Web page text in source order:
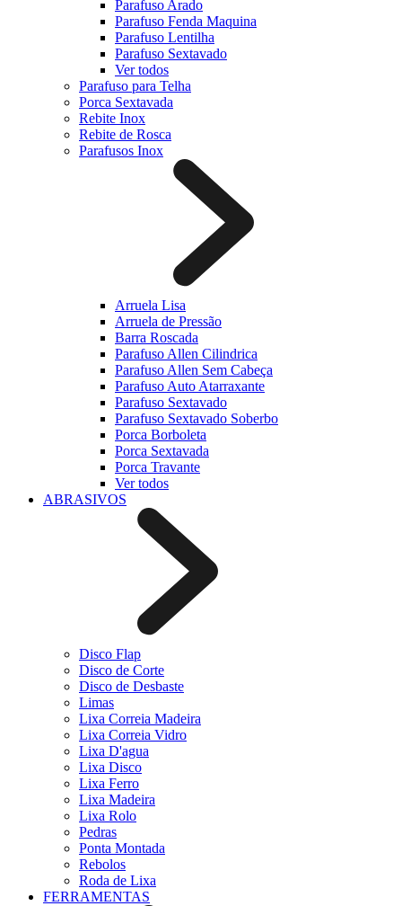
Parafuso Arado
Parafuso Fenda Maquina
Parafuso Lentilha
Parafuso Sextavado
Ver todos
Parafuso para Telha
Porca Sextavada
Rebite Inox
Rebite de Rosca
Parafusos Inox
Arruela Lisa
Arruela de Pressão
Barra Roscada
Parafuso Allen Cilindrica
Parafuso Allen Sem Cabeça
Parafuso Auto Atarraxante
Parafuso Sextavado
Parafuso Sextavado Soberbo
Porca Borboleta
Porca Sextavada
Porca Travante
Ver todos
ABRASIVOS
Disco Flap
Disco de Corte
Disco de Desbaste
Limas
Lixa Correia Madeira
Lixa Correia Vidro
Lixa D'agua
Lixa Disco
Lixa Ferro
Lixa Madeira
Lixa Rolo
Pedras
Ponta Montada
Rebolos
Roda de Lixa
FERRAMENTAS